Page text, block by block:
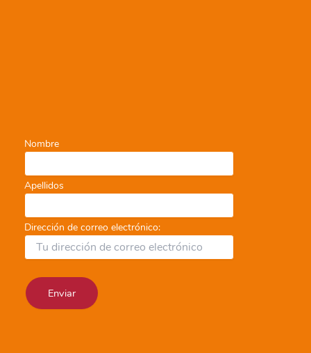
Nombre
Apellidos
Dirección de correo electrónico: